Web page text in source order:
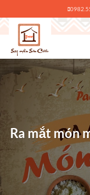
qua
nội
dung
Ra mắt món